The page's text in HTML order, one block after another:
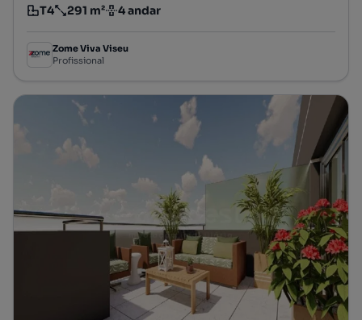
Tipologia
T4
Preço por metro quadrado
291 m²
Andar 4 andar
Zome Viva Viseu
Profissional